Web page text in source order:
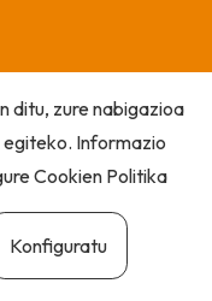
ditu, zure nabigazioa
Informazio
Cookien Politika
Konfiguratu